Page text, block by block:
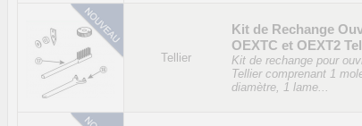
Tellier
Kit de Rechange
OEXTC et OEXT2
Kit de rechange pour
Tellier comprenant 1
diamètre, 1 lame...